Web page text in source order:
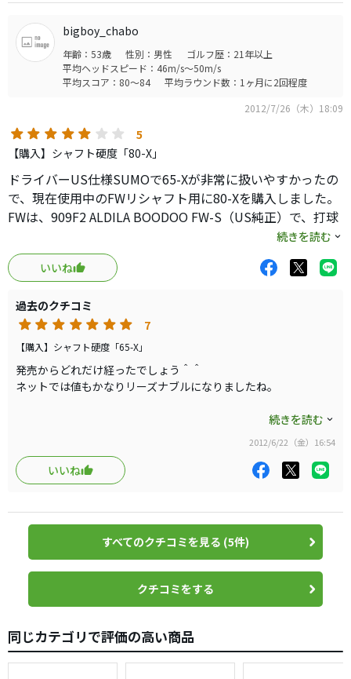
弾道はやや高めのようです。
HSが速めで、シャフトに変な動きをして欲しくない方には
かなりマッチするのではないでしょうか。
bigboy_chabo
年齢：53歳 性別：男性
ゴルフ歴：21年以上
平均ヘッドスピード：46m/s～50m/s
平均スコア：80～84
平均ラウンド数：1ヶ月に2回程度
2012/7/26（木）18:09
5
【購入】シャフト硬度「80-X」
ドライバーUS仕様SUMOで65-Xが非常に扱いやすかったの
で、現在使用中のFWリシャフト用に80-Xを購入しました。
FWは、909F2 ALDILA BOODOO FW-S（US純正）で、打球
が左右に暴れとても使いにくかったのですが、自分の腕
（スイング）が原因ではと、今まで試行錯誤を繰り返して
おりました。
る中、FWだけは安定しなかったため、道具に疑いを持ち、
漸くリシャフトを決意・決行した次第です。
リシャフト候補のシャフトは沢山有りましたが、正直、対
費用効果を想定した時、人気の高額シャフトは恐ろしくて
手が出ず（安月給サラリーマンな者ですから…）比較的安
りすぎによる振り遅れが無いようフレックスはX、インパク
トを安定させるためトルクは出来るだけ小さめ---というこ
とで、ドライバーで（自分の中では）実績の高かった、VS
PROTO を80-Xで選択しました。
らいました。結果、344g D2.5で想定内の重量、バランスで
仕上がりました。
で、使用感ですが…
非常に快適です。今までコースでの使用が不安でならなか
った打球の方向性は格段に良くなり、ロングの2打目、短い
ミドルのティーショットに自信を持って使える武器として
生まれ変わりました。飛距離は、練習場では今までよりや
や落ちたかなーと思っていましたが、残り250yほぼフラッ
トなロングホール2打目もピン横グリーンエッジまで運べ、
続きを読む
いいね
過去のクチコミ
7
【購入】シャフト硬度「65-X」
発売からどれだけ経ったでしょう＾＾
ネットでは値もかなりリーズナブルになりましたね。
自分のは、数年前に購入したナイキＳＱ_ＳＵＭＯ ＵＳモデル
に装着されたものです。65は、ナイキ専用でしょうか？市販品の
60と70のやや70よりの設定らしいです。
65-Ｘを使用してますが、ヘッドスピードの早い人に向いている
様に感じます。
購入当初から、かなり振り易い扱いやすいシャフトで、未だに手
ATTAS、BB等、惹かれる高価シャフトは多数ですが、ロートル
ク中調子シャフトをこの値段で手に入れられるのはかなりお得で
すよね＾＾
BOODOOも使いましたが、断然VS-PROTOに軍配です。
タイガーも嘗てＳＵＭＯに挿してましたよね＾＾
続きを読む
2012/6/22（金）16:54
いいね
すべてのクチコミを見る (5件)
クチコミをする
同じカテゴリで評価の高い商品